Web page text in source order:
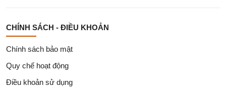
CHÍNH SÁCH - ĐIỀU KHOẢN
Chính sách bảo mật
Quy chế hoạt động
Điều khoản sử dụng